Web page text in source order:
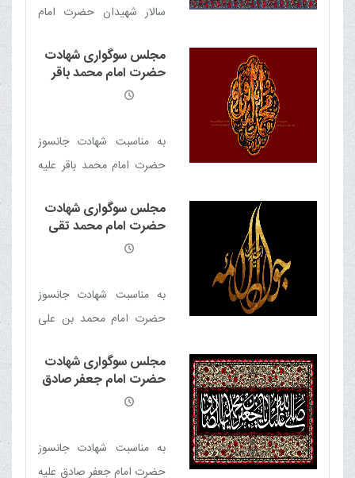
سالار شهیدان حضرت امام
سوگواری با حضور حضرت
آیت الله العظمی مکارم
مجلس سوگواری شهادت
حضرت امام محمد باقر
علیه السلام
به مناسبت شهادت جانسوز
حضرت امام محمد باقر علیه
برگزار می گردد
مجلس سوگواری شهادت
حضرت امام محمد تقی
جواد الائمه علیه السلام
به مناسبت شهادت جانسوز
حضرت امام محمد بن علی
مجلس سوگواری برگزار می
مجلس سوگواری شهادت
حضرت امام جعفر صادق
علیه السلام
به مناسبت شهادت جانسوز
حضرت امام جعفر صادق علیه